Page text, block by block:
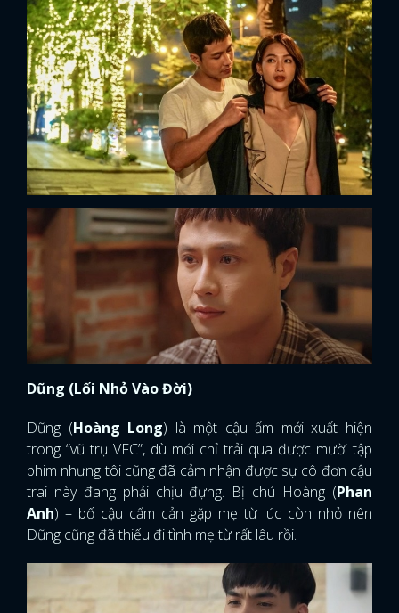
Dũng (Lối Nhỏ Vào Đời)
Dũng (Hoàng Long) là một cậu ấm mới xuất hiện
trong “vũ trụ VFC”, dù mới chỉ trải qua được mười tập
phim nhưng tôi cũng đã cảm nhận được sự cô đơn cậu
trai này đang phải chịu đựng. Bị chú Hoàng (Phan
Anh) – bố cậu cấm cản gặp mẹ từ lúc còn nhỏ nên
Dũng cũng đã thiếu đi tình mẹ từ rất lâu rồi.